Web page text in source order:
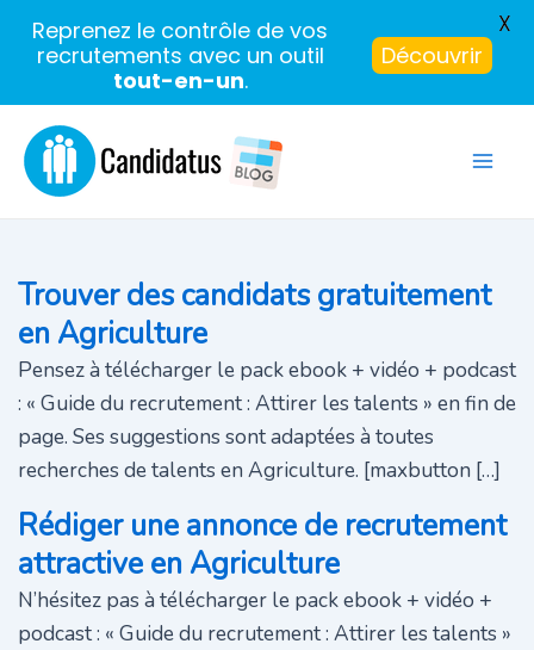
Aller
contenu
Trouver des candidats gratuitement
en Agriculture
Pensez à télécharger le pack ebook + vidéo + podcast
: « Guide du recrutement : Attirer les talents » en fin de
page. Ses suggestions sont adaptées à toutes
recherches de talents en Agriculture. [maxbutton […]
Rédiger une annonce de recrutement
attractive en Agriculture
N’hésitez pas à télécharger le pack ebook + vidéo +
podcast : « Guide du recrutement : Attirer les talents »
Reprenez le contrôle de vos
recrutements avec un outil
tout-en-un.
Découvrir
X